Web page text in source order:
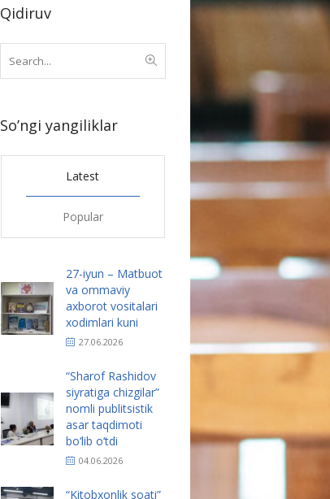
Qidiruv
So’ngi yangiliklar
Latest
Popular
27-iyun – Matbuot
va ommaviy
axborot vositalari
xodimlari kuni
27.06.2026
“Sharof Rashidov
siyratiga chizgilar”
nomli publitsistik
asar taqdimoti
bo‘lib o‘tdi
04.06.2026
“Kitobxonlik soati”